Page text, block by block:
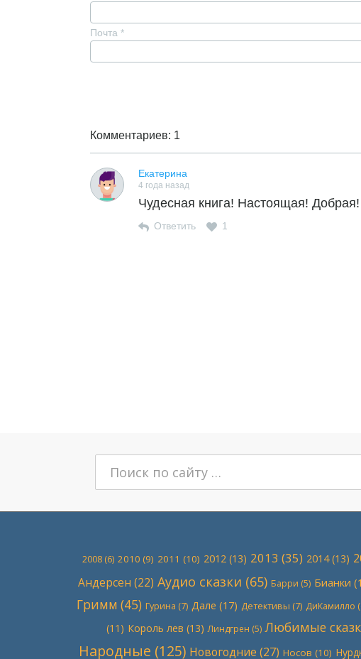
Почта *
Комментариев: 1
Екатерина
4 года назад
Чудесная книга! Настоящая! Добрая!
Ответить 1
Поиск:
2008(6) 2010 (9) 2011 (10) 2012 (13) 2013 (35) 2014(13)
Андерсен (22) Аудио сказки (65) Барри (5) Бианки
Гримм (45) Гурина (7) Дале (17) Детективы (7) ДиКамилло
(11) Король лев (13) Линдгрен (5) Любимые
Народные (125) Новогодние (27) Носов (10)